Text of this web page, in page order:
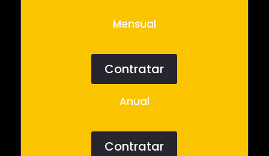
Mensual
Contratar
Anual
Contratar